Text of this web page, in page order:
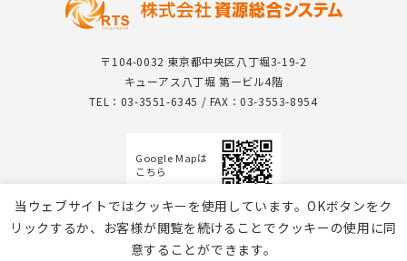
〒104-0032 東京都中央区八丁堀3-19-2
キューアス八丁堀 第一ビル4階
TEL：03-3551-6345 / FAX：03-3553-8954
Google Mapは
こちら
当ウェブサイトではクッキーを使用しています。OKボタンをク
リックするか、お客様が閲覧を続けることでクッキーの使用に同
意することができます。